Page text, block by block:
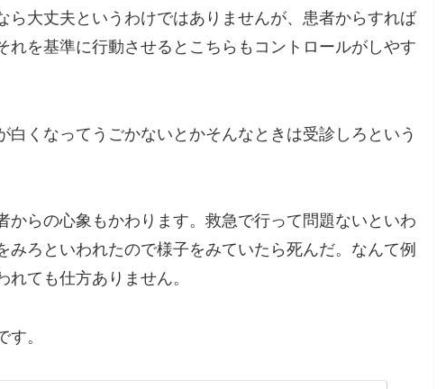
ら大丈夫というわけではありませんが、患者からすれば
れを基準に行動させるとこちらもコントロールがしやす
くなってうごかないとかそんなときは受診しろという
からの心象もかわります。救急で行って問題ないといわ
ろといわれたので様子をみていたら死んだ。なんて例
ても仕方ありません。
。